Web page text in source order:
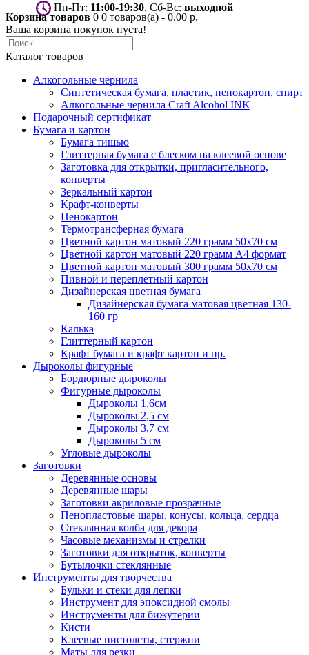
Пн-Пт: 11:00-19:30 , Сб-Вс: выходной
Корзина товаров 0 0 товаров(а) - 0.00 р.
Ваша корзина покупок пуста!
Каталог товаров
Алкогольные чернила
Синтетическая бумага, пластик, пенокартон, спирт
Алкогольные чернила Craft Alcohol INK
Подарочный сертификат
Бумага и картон
Бумага тишью
Глиттерная бумага с блеском на клеевой основе
Заготовка для открытки, пригласительного,
конверты
Зеркальный картон
Крафт-конверты
Пенокартон
Термотрансферная бумага
Цветной картон матовый 220 грамм 50х70 см
Цветной картон матовый 220 грамм A4 формат
Цветной картон матовый 300 грамм 50х70 см
Пивной и переплетный картон
Дизайнерская цветная бумага
Дизайнерская бумага матовая цветная 130-
160 гр
Калька
Глиттерный картон
Крафт бумага и крафт картон и пр.
Дыроколы фигурные
Бордюрные дыроколы
Фигурные дыроколы
Дыроколы 1,6см
Дыроколы 2,5 см
Дыроколы 3,7 см
Дыроколы 5 см
Угловые дыроколы
Заготовки
Деревянные основы
Деревянные шары
Заготовки акриловые прозрачные
Пенопластовые шары, конусы, кольца, сердца
Стеклянная колба для декора
Часовые механизмы и стрелки
Заготовки для открыток, конверты
Бутылочки стеклянные
Инструменты для творчества
Бульки и стеки для лепки
Инструмент для эпоксидной смолы
Инструменты для бижутерии
Кисти
Клеевые пистолеты, стержни
Маты для резки